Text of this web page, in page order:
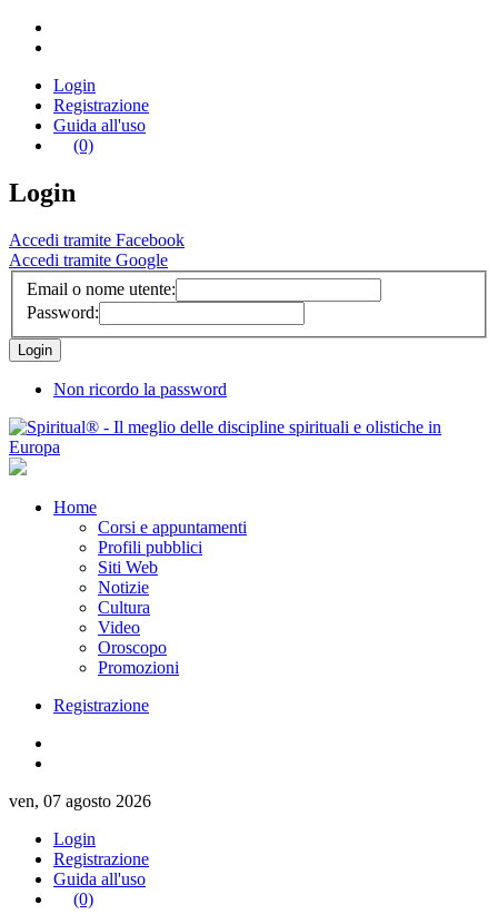
Login
Registrazione
Guida all'uso
(0)
Login
Accedi tramite Facebook
Accedi tramite Google
Email o nome utente:
Password:
Non ricordo la password
Home
Corsi e appuntamenti
Profili pubblici
Siti Web
Notizie
Cultura
Video
Oroscopo
Promozioni
Registrazione
ven, 07 agosto 2026
Login
Registrazione
Guida all'uso
(0)